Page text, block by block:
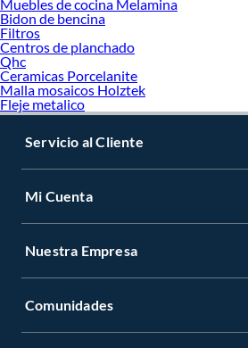
Muebles de cocina Melamina
Bidon de bencina
Filtros
Centros de planchado
Qhc
Ceramicas Porcelanite
Malla mosaicos Holztek
Fleje metalico
Servicio al Cliente
Mi Cuenta
Nuestra Empresa
Comunidades